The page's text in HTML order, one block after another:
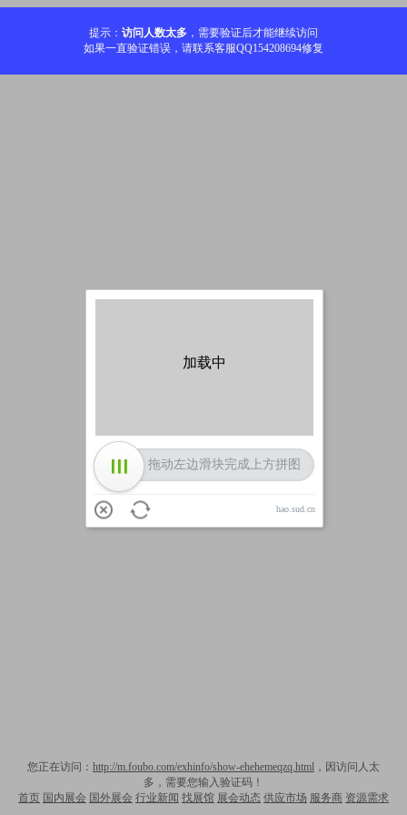
提示： 访问人数太多 ，需要验证后才能继续访问
如果一直验证错误，请联系客服QQ154208694修复
您正在访问： http://m.foubo.com/exhinfo/show-ehehemeqzq.html ，因访问人太
多，需要您输入验证码！
首页 国内展会 国外展会 行业新闻 找展馆 展会动态 供应市场 服务商 资源需求
加载中
拖动左边滑块完成上方拼图
hao.sud.cn